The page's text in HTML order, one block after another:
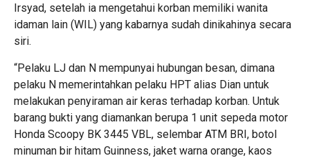
Irsyad, setelah ia mengetahui korban memiliki wanita
idaman lain (WIL) yang kabarnya sudah dinikahinya secara
siri.
“Pelaku LJ dan N mempunyai hubungan besan, dimana
pelaku N memerintahkan pelaku HPT alias Dian untuk
melakukan penyiraman air keras terhadap korban. Untuk
barang bukti yang diamankan berupa 1 unit sepeda motor
Honda Scoopy BK 3445 VBL, selembar ATM BRI, botol
minuman bir hitam Guinness, jaket warna orange, kaos